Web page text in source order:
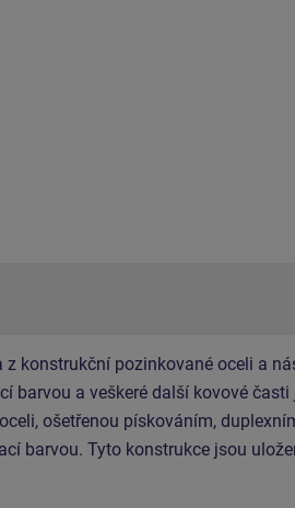
z konstrukční pozinkované oceli a
barvou a veškeré další kovové časti
ošetřenou pískováním,
barvou. Tyto konstrukce jsou